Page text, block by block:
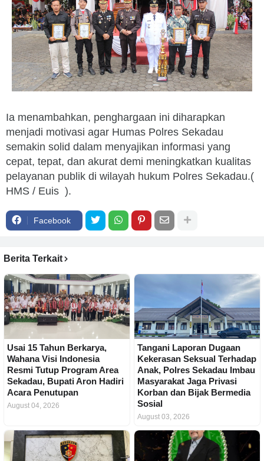
Ia menambahkan, penghargaan ini diharapkan
menjadi motivasi agar Humas Polres Sekadau
semakin solid dalam menyajikan informasi yang
cepat, tepat, dan akurat demi meningkatkan kualitas
pelayanan publik di wilayah hukum Polres Sekadau.(
HMS / Euis ).
Facebook
Berita Terkait
Usai 15 Tahun Berkarya,
Wahana Visi Indonesia
Resmi Tutup Program Area
Sekadau, Bupati Aron Hadiri
Acara Penutupan
August 04, 2026
Tangani Laporan Dugaan
Kekerasan Seksual Terhadap
Anak, Polres Sekadau Imbau
Masyarakat Jaga Privasi
Korban dan Bijak Bermedia
Sosial
August 03, 2026